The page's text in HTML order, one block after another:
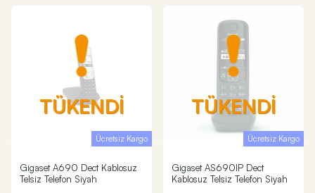
TÜKENDİ
Ücretsiz Kargo
Gigaset A690 Dect Kablosuz
Telsiz Telefon Siyah
TÜKENDİ
Ücretsiz Kargo
Gigaset AS690IP Dect
Kablosuz Telsiz Telefon Siyah